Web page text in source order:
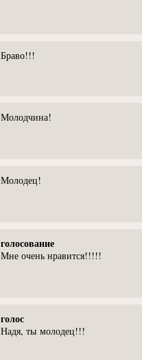
Браво!!!
Молодчина!
Молодец!
голосование
Мне очень нравится!!!!!
голос
Надя, ты молодец!!!